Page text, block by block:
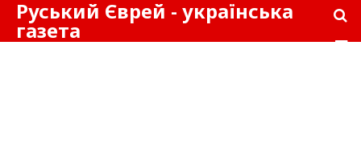
Руський Єврей - українська
газета